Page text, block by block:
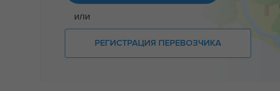
или
РЕГИСТРАЦИЯ ПЕРЕВОЗЧИКА